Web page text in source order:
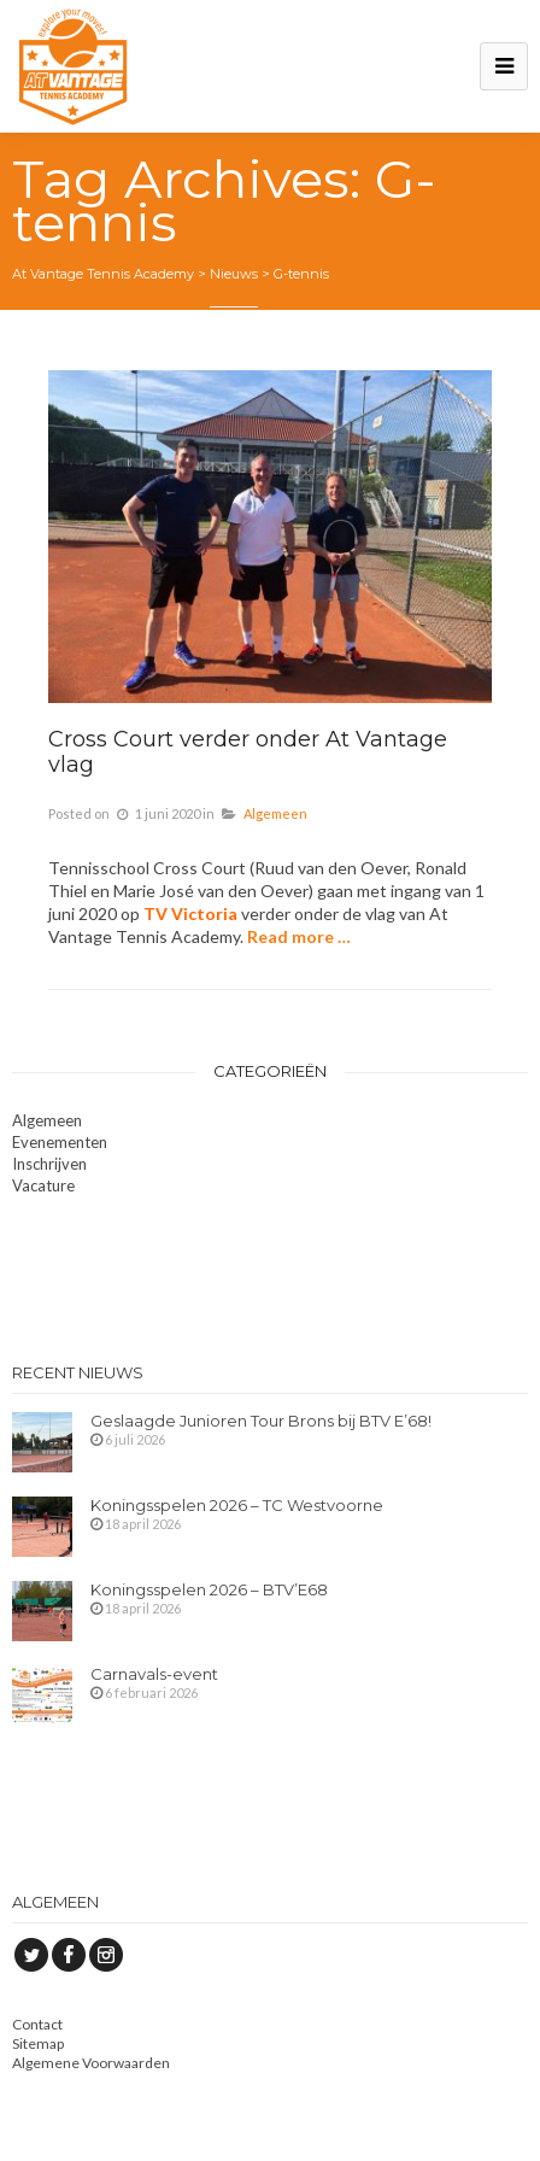
Tag Archives: G-
tennis
At Vantage Tennis Academy > Nieuws > G-tennis
Cross Court verder onder At Vantage
vlag
Posted on 1 juni 2020 in Algemeen
Tennisschool Cross Court (Ruud van den Oever, Ronald
Thiel en Marie José van den Oever) gaan met ingang van 1
juni 2020 op TV Victoria verder onder de vlag van At
Vantage Tennis Academy. Read more …
CATEGORIEËN
Algemeen
Evenementen
Inschrijven
Vacature
RECENT NIEUWS
Geslaagde Junioren Tour Brons bij BTV E’68!
6 juli 2026
Koningsspelen 2026 – TC Westvoorne
18 april 2026
Koningsspelen 2026 – BTV’E68
18 april 2026
Carnavals-event
6 februari 2026
ALGEMEEN
Contact
Sitemap
Algemene Voorwaarden